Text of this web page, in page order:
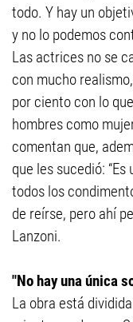
todo. Y hay un
y no lo podemos
Las actrices no se
con mucho
por ciento con lo
hombres como
comentan que,
que les sucedió:
todos los
de reírse, pero ahí
Lanzoni.
"No hay una única
La obra está